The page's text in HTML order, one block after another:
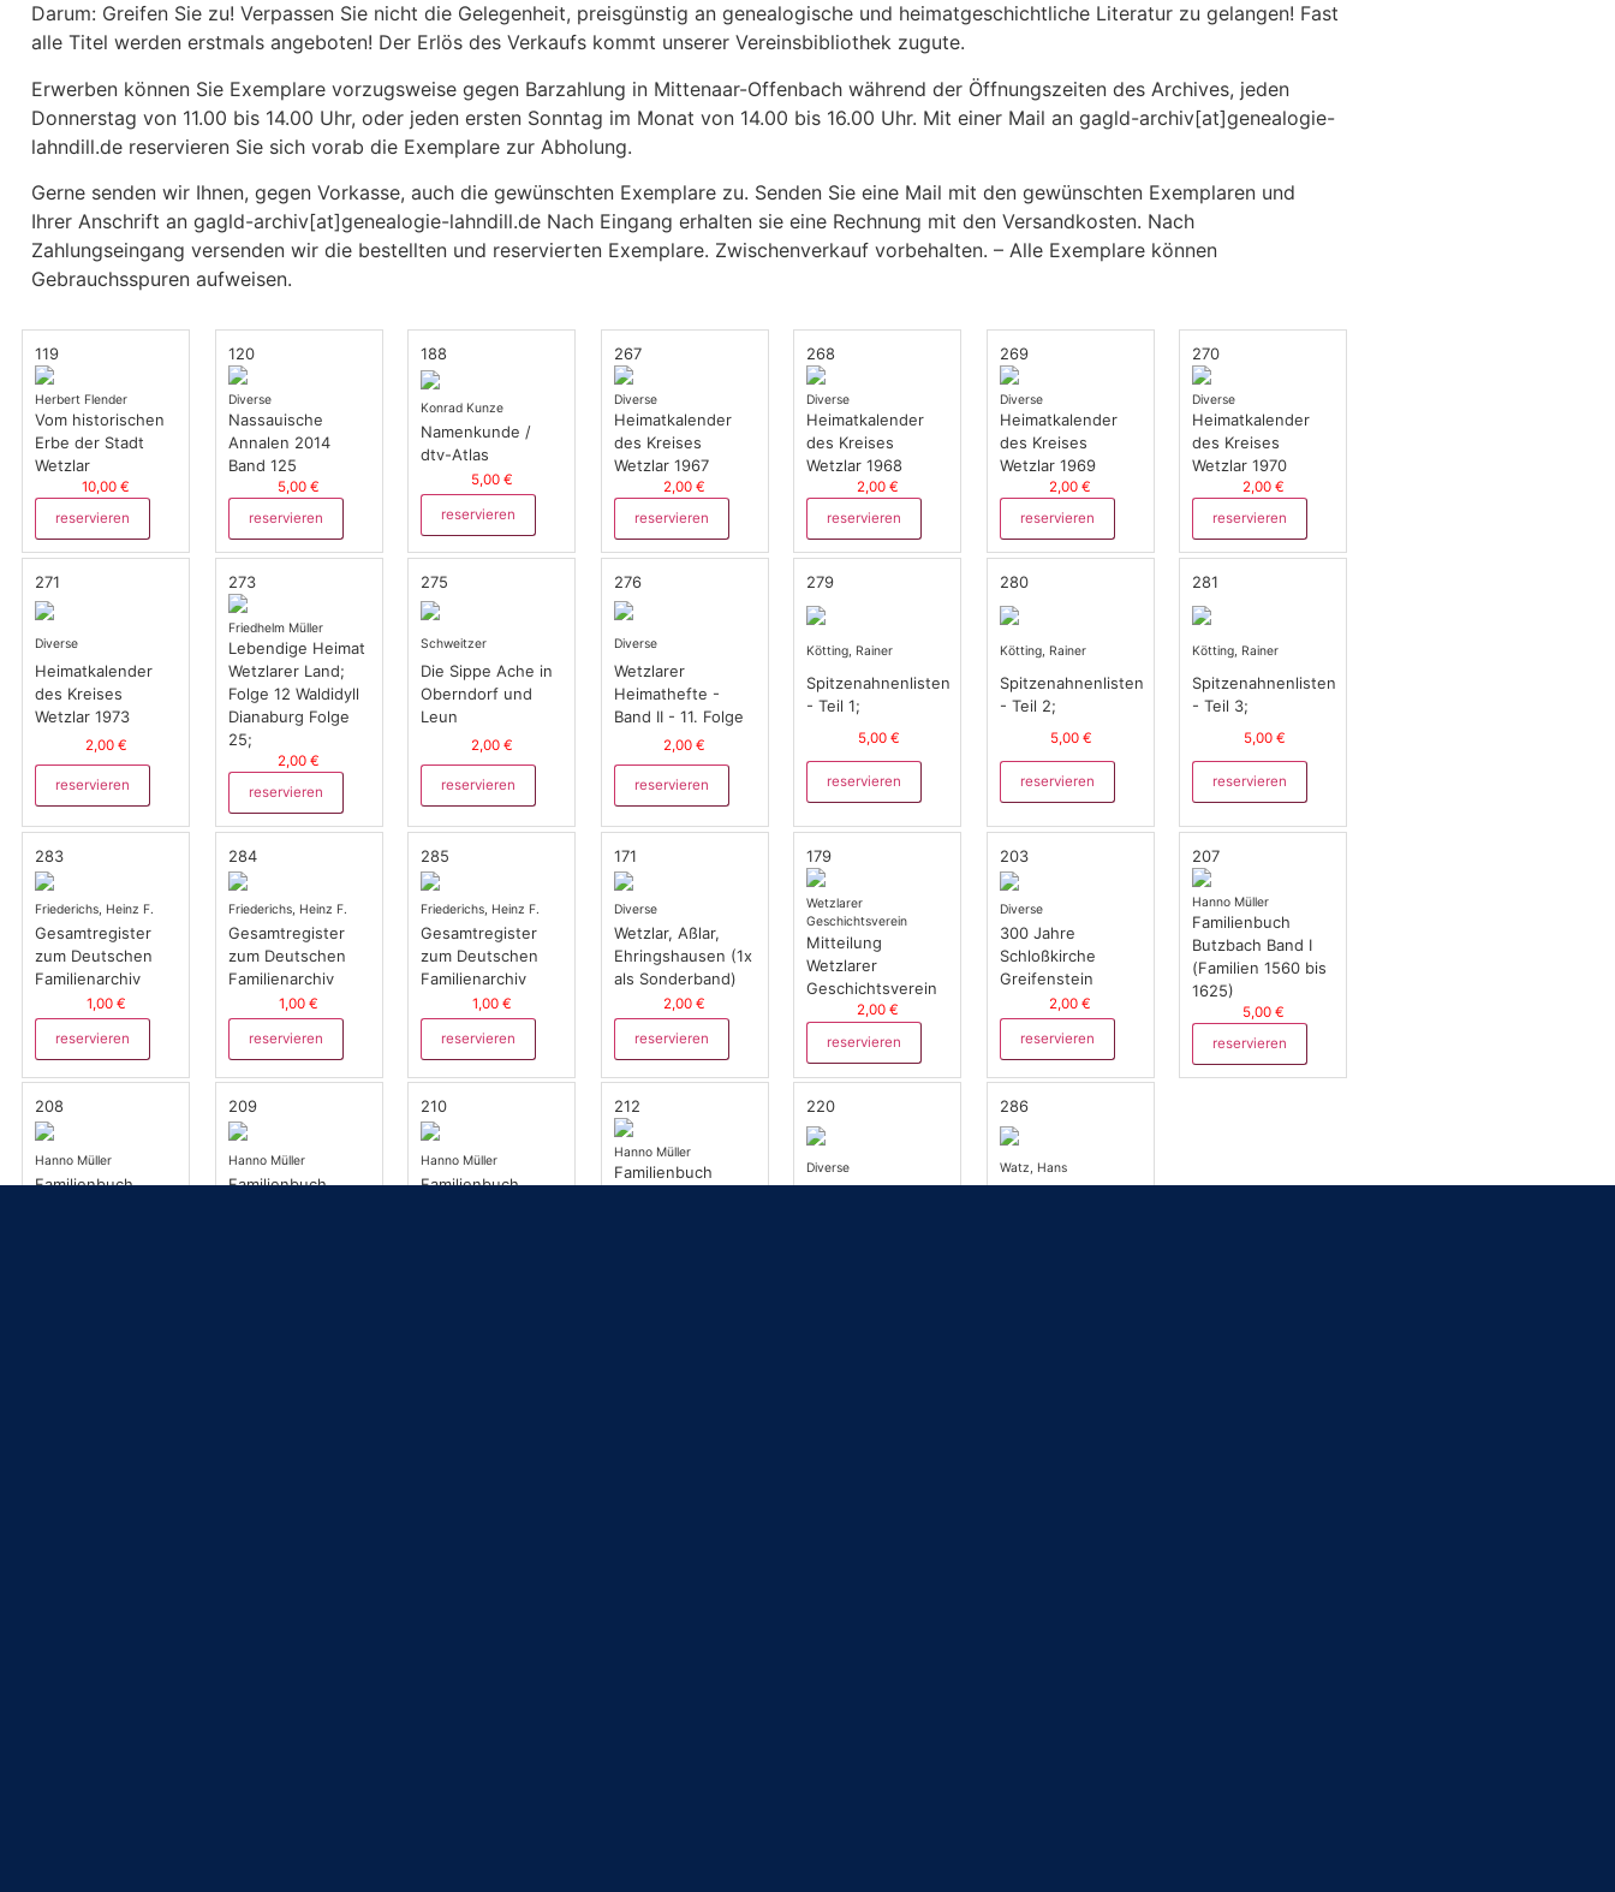
Darum: Greifen Sie zu! Verpassen Sie nicht die Gelegenheit, preisgünstig an genealogische und heimatgeschichtliche Literatur zu gelangen! Fast
alle Titel werden erstmals angeboten! Der Erlös des Verkaufs kommt unserer Vereinsbibliothek zugute.
Erwerben können Sie Exemplare vorzugsweise gegen Barzahlung in Mittenaar-Offenbach während der Öffnungszeiten des Archives, jeden
Donnerstag von 11.00 bis 14.00 Uhr, oder jeden ersten Sonntag im Monat von 14.00 bis 16.00 Uhr. Mit einer Mail an gagld-archiv[at]genealogie-
lahndill.de reservieren Sie sich vorab die Exemplare zur Abholung.
Gerne senden wir Ihnen, gegen Vorkasse, auch die gewünschten Exemplare zu. Senden Sie eine Mail mit den gewünschten Exemplaren und
Ihrer Anschrift an gagld-archiv[at]genealogie-lahndill.de Nach Eingang erhalten sie eine Rechnung mit den Versandkosten. Nach
Zahlungseingang versenden wir die bestellten und reservierten Exemplare. Zwischenverkauf vorbehalten. – Alle Exemplare können
Gebrauchsspuren aufweisen.
119
Herbert Flender
Vom historischen
Erbe der Stadt
Wetzlar
10,00 €
reservieren
120
Diverse
Nassauische
Annalen 2014
Band 125
5,00 €
reservieren
188
Konrad Kunze
Namenkunde /
dtv-Atlas
5,00 €
reservieren
267
Diverse
Heimatkalender
des Kreises
Wetzlar 1967
2,00 €
reservieren
268
Diverse
Heimatkalender
des Kreises
Wetzlar 1968
2,00 €
reservieren
269
Diverse
Heimatkalender
des Kreises
Wetzlar 1969
2,00 €
reservieren
270
Diverse
Heimatkalender
des Kreises
Wetzlar 1970
2,00 €
reservieren
271
Diverse
Heimatkalender
des Kreises
Wetzlar 1973
2,00 €
reservieren
273
Friedhelm Müller
Lebendige Heimat
Wetzlarer Land;
Folge 12 Waldidyll
Dianaburg Folge
25;
2,00 €
reservieren
275
Schweitzer
Die Sippe Ache in
Oberndorf und
Leun
2,00 €
reservieren
276
Diverse
Wetzlarer
Heimathefte -
Band II - 11. Folge
2,00 €
reservieren
279
Kötting, Rainer
Spitzenahnenlisten
- Teil 1;
5,00 €
reservieren
280
Kötting, Rainer
Spitzenahnenlisten
- Teil 2;
5,00 €
reservieren
281
Kötting, Rainer
Spitzenahnenlisten
- Teil 3;
5,00 €
reservieren
283
Friederichs, Heinz F.
Gesamtregister
zum Deutschen
Familienarchiv
1,00 €
reservieren
284
Friederichs, Heinz F.
Gesamtregister
zum Deutschen
Familienarchiv
1,00 €
reservieren
285
Friederichs, Heinz F.
Gesamtregister
zum Deutschen
Familienarchiv
1,00 €
reservieren
171
Diverse
Wetzlar, Aßlar,
Ehringshausen (1x
als Sonderband)
2,00 €
reservieren
179
Wetzlarer
Geschichtsverein
Mitteilung
Wetzlarer
Geschichtsverein
2,00 €
reservieren
203
Diverse
300 Jahre
Schloßkirche
Greifenstein
2,00 €
reservieren
207
Hanno Müller
Familienbuch
Butzbach Band I
(Familien 1560 bis
1625)
5,00 €
reservieren
208
Hanno Müller
Familienbuch
209
Hanno Müller
Familienbuch
210
Hanno Müller
Familienbuch
212
Hanno Müller
Familienbuch
220
Diverse
286
Watz, Hans